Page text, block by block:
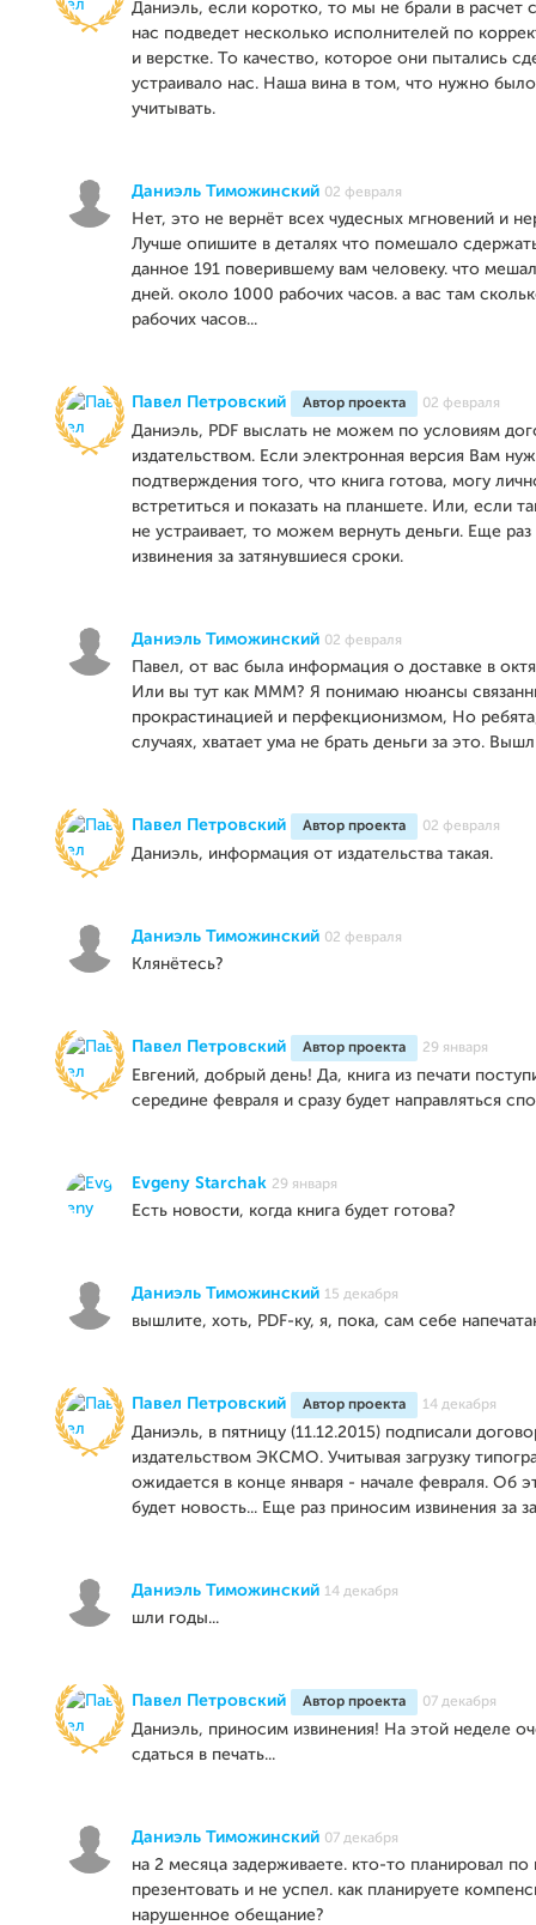
Даниэль, если коротко, то мы не брали в расчет
нас подведет несколько исполнителей по
и верстке. То качество, которое они пытались
устраивало нас. Наша вина в том, что нужно
учитывать.
Даниэль Тиможинский 02 февраля
Нет, это не вернёт всех чудесных мгновений и
Лучше опишите в деталях что помешало
данное 191 поверившему вам человеку. что
дней. около 1000 рабочих часов. а вас там
рабочих часов...
Павел Петровский Автор проекта 02 февраля
Даниэль, PDF выслать не можем по условиям
издательством. Если электронная версия Вам
подтверждения того, что книга готова, могу
встретиться и показать на планшете. Или, если
не устраивает, то можем вернуть деньги. Еще
извинения за затянувшиеся сроки.
Даниэль Тиможинский 02 февраля
Павел, от вас была информация о доставке в
Или вы тут как МММ? Я понимаю нюансы
прокрастинацией и перфекционизмом, Но
случаях, хватает ума не брать деньги за это.
Павел Петровский Автор проекта 02 февраля
Даниэль, информация от издательства такая.
Даниэль Тиможинский 02 февраля
Клянётесь?
Павел Петровский Автор проекта 29 января
Евгений, добрый день! Да, книга из печати
середине февраля и сразу будет направляться
Evgeny Starchak 29 января
Есть новости, когда книга будет готова?
Даниэль Тиможинский 15 декабря
вышлите, хоть, PDF-ку, я, пока, сам себе
Павел Петровский Автор проекта 14 декабря
Даниэль, в пятницу (11.12.2015) подписали
издательством ЭКСМО. Учитывая загрузку
ожидается в конце января - начале февраля. Об
будет новость... Еще раз приносим извинения за
Даниэль Тиможинский 14 декабря
шли годы...
Павел Петровский Автор проекта 07 декабря
Даниэль, приносим извинения! На этой неделе
сдаться в печать...
Даниэль Тиможинский 07 декабря
на 2 месяца задерживаете. кто-то планировал
презентовать и не успел. как планируете
нарушенное обещание?